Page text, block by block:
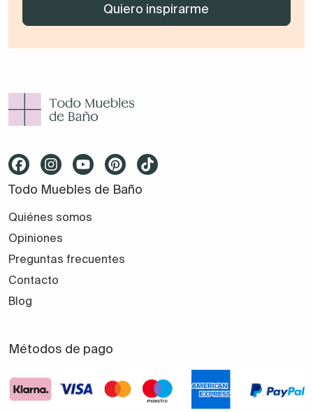
Todo Muebles de Baño
Quiénes somos
Opiniones
Preguntas frecuentes
Contacto
Blog
Métodos de pago